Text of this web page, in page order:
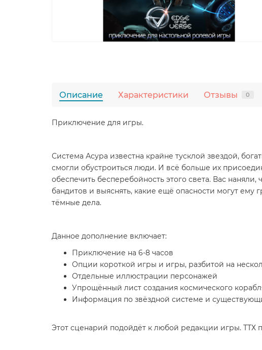
Описание Характеристики Отзывы 0
Приключение для игры.
Система Асура известна крайне тусклой звездой,
смогли обустроиться люди. И всё больше их
обеспечить бесперебойность этого света. Вас
бандитов и выяснять, какие ещё опасности могут ему
тёмные дела.
Данное дополнение включает:
Приключение на 6-8 часов
Опции короткой игры и игры, разбитой на
Отдельные иллюстрации персонажей
Упрощённый лист создания космического
Информация по звёздной системе и
Этот сценарий подойдёт к любой редакции игры. ТТХ